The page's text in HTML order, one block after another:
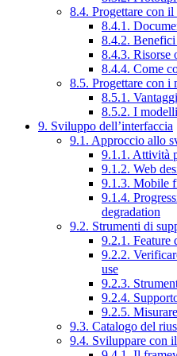
8.4. Progettare con
8.4.1.
8.4.2. Benefici
8.4.3. Risorse
8.4.4. Come
8.5. Progettare con i
8.5.1.
8.5.2. I
9. Sviluppo dell’interfaccia
9.1. Approccio allo
9.1.1. Attività
9.1.2. Web
9.1.3. Mobile
9.1.4.
degradation
9.2. Strumenti di
9.2.1. Feature
9.2.2.
use
9.2.3.
9.2.4.
9.2.5.
9.3. Catalogo del
9.4. Sviluppare con